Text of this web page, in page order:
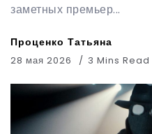
заметных премьер...
Проценко Татьяна
28 мая 2026 3 Mins Read